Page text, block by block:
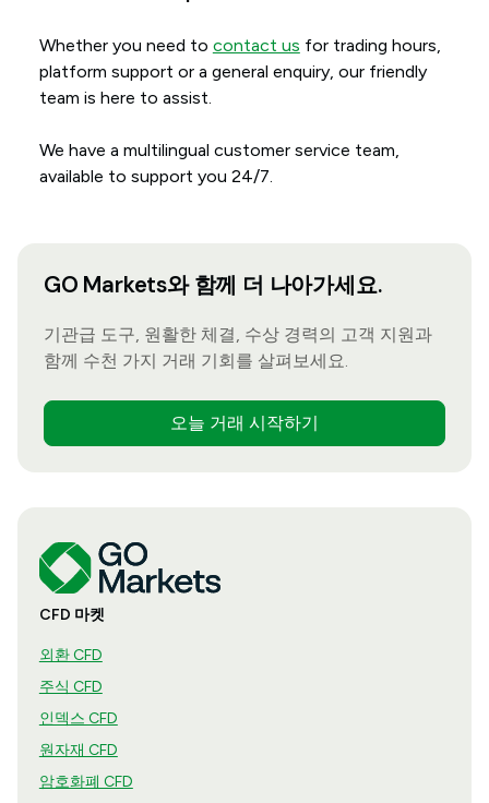
Whether you need to contact us for trading hours,
platform support or a general enquiry, our friendly
team is here to assist.
We have a multilingual customer service team,
available to support you 24/7.
GO Markets와 함께 더 나아가세요.
기관급 도구, 원활한 체결, 수상 경력의 고객 지원과
함께 수천 가지 거래 기회를 살펴보세요.
오늘 거래 시작하기
CFD 마켓
외환 CFD
주식 CFD
인덱스 CFD
원자재 CFD
암호화폐 CFD